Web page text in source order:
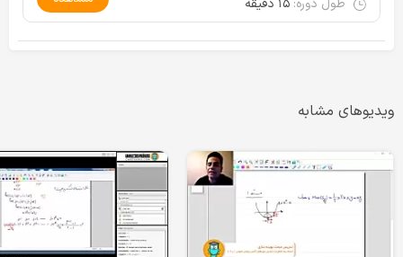
طول دوره: ۱۵ دقیقه
ویدیوهای مشابه